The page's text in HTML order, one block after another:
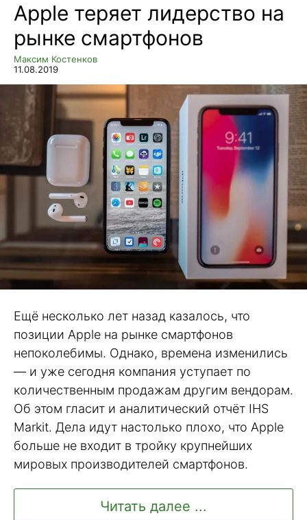
Apple теряет лидерство на
рынке смартфонов
Максим Костенков
11.08.2019
Ещё несколько лет назад казалось, что
позиции Apple на рынке смартфонов
непоколебимы. Однако, времена изменились
— и уже сегодня компания уступает по
количественным продажам другим вендорам.
Об этом гласит и аналитический отчёт IHS
Markit. Дела идут настолько плохо, что Apple
больше не входит в тройку крупнейших
мировых производителей смартфонов.
Читать далее ...